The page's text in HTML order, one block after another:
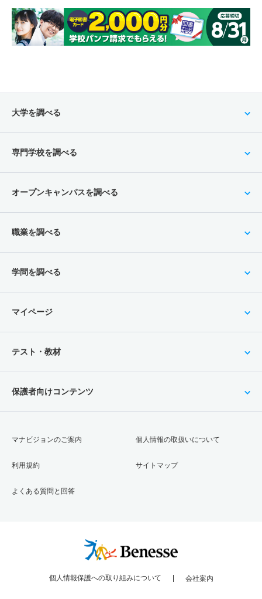
大学を調べる
専門学校を調べる
オープンキャンパスを調べる
職業を調べる
学問を調べる
マイページ
テスト・教材
保護者向けコンテンツ
マナビジョンのご案内
利用規約
よくある質問と回答
個人情報の取扱いについて
サイトマップ
個人情報保護への取り組みについて 会社案内